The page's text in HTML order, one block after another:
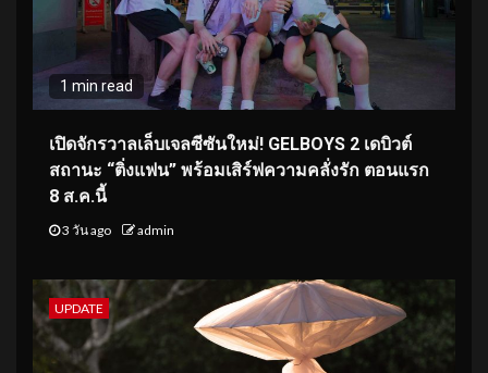
1 min read
เปิดจักรวาลเล็บเจลซีซันใหม่! GELBOYS 2 เดบิวต์
สถานะ “ติ่งแฟน” พร้อมเสิร์ฟความคลั่งรัก ตอนแรก
8 ส.ค.นี้
3 วัน ago admin
UPDATE